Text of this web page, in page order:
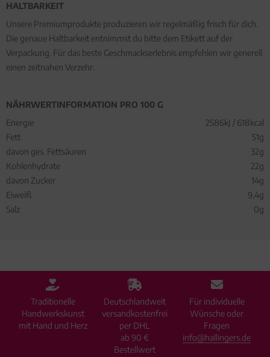
HALTBARKEIT
Unsere Premiumprodukte produzieren wir regelmäßig frisch für dich.
Die genaue Haltbarkeit entnimmst du bitte dem Etikett auf der
Verpackung. Für das beste Geschmackserlebnis empfehlen wir generell
einen zeitnahen Verzehr.
NÄHRWERTINFORMATION PRO 100 G
Energie
2586kJ / 618kcal
Fett
51g
davon ges. Fettsäuren
32g
Kohlenhydrate
22g
davon Zucker
14g
Eiweiß
9,4g
Salz
0g
Traditionelle
Handwerkskunst
mit Hand und Herz
Deutschlandweit
versandkostenfrei
per DHL
ab 90 €
Bestellwert
Für individuelle
Wünsche oder
Fragen
info@hallingers.de